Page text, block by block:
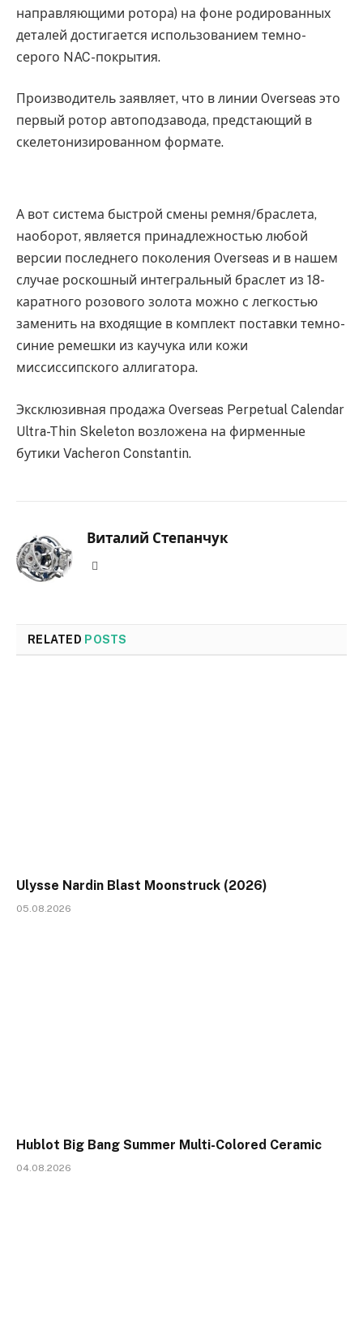
направляющими ротора) на фоне родированных
деталей достигается использованием темно-
серого NAC-покрытия.
Производитель заявляет, что в линии Overseas это
первый ротор автоподзавода, предстающий в
скелетонизированном формате.
А вот система быстрой смены ремня/браслета,
наоборот, является принадлежностью любой
версии последнего поколения Overseas и в нашем
случае роскошный интегральный браслет из 18-
каратного розового золота можно с легкостью
заменить на входящие в комплект поставки темно-
синие ремешки из каучука или кожи
миссиссипского аллигатора.
Эксклюзивная продажа Overseas Perpetual Calendar
Ultra-Thin Skeleton возложена на фирменные
бутики Vacheron Constantin.
Виталий Степанчук
RELATED POSTS
Ulysse Nardin Blast Moonstruck (2026)
05.08.2026
Hublot Big Bang Summer Multi-Colored Ceramic
04.08.2026